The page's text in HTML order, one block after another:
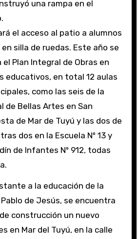
una rampa en el
silla de ruedas. Este año se
Plan Integral de Obras en
educativos, en total 12 aulas
como las seis de la
de Bellas Artes en San
de Mar de Tuyú y las dos de
dos en la Escuela Nº 13 y
de Infantes Nº 912, todas
a la educación de la
de Jesús, se encuentra
construcción un nuevo
en Mar del Tuyú, en la calle